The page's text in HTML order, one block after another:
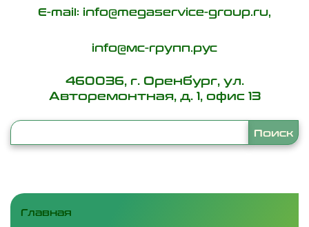
E-mail: info@megaservice-group.ru,
info@мс-групп.рус
460036, г. Оренбург, ул.
Авторемонтная, д. 1, офис 13
Главная